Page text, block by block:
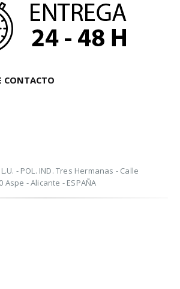
CONTACTO
- POL. IND. Tres Hermanas - Calle
Aspe - Alicante - ESPAÑA